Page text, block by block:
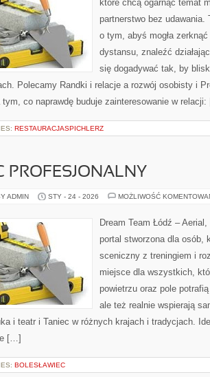
które chcą ogarnąć temat
partnerstwo bez udawania.
o tym, abyś mogła
dystansu, znaleźć
się dogadywać tak, by
Polecamy Randki i relacje a rozwój osobisty i
tym, co naprawdę buduje zainteresowanie w
RESTAURACJASPICHLERZ
PROFESJONALNY
ADMIN STY - 24 - 2026 MOŻLIWOŚĆ
Dream Team Łódź –
portal stworzona dla osób,
sceniczny z treningiem i
miejsce dla wszystkich,
powietrzu oraz pole
ale też realnie wspierają
i teatr i Taniec w różnych krajach i tradycjach.
[…]
BOLESŁAWIEC